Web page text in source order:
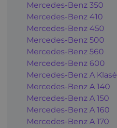
Mercedes-Benz 350
Mercedes-Benz 410
Mercedes-Benz 450
Mercedes-Benz 500
Mercedes-Benz 560
Mercedes-Benz 600
Mercedes-Benz A Klasė
Mercedes-Benz A 140
Mercedes-Benz A 150
Mercedes-Benz A 160
Mercedes-Benz A 170